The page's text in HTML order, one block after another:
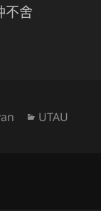
不舍
分
UTAU